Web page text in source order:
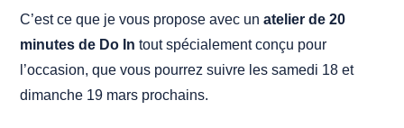
C’est ce que je vous propose avec unatelier de 20
minutes de Do In tout spécialement conçu pour
l’occasion, que vous pourrez suivre les samedi 18 et
dimanche 19 mars prochains.